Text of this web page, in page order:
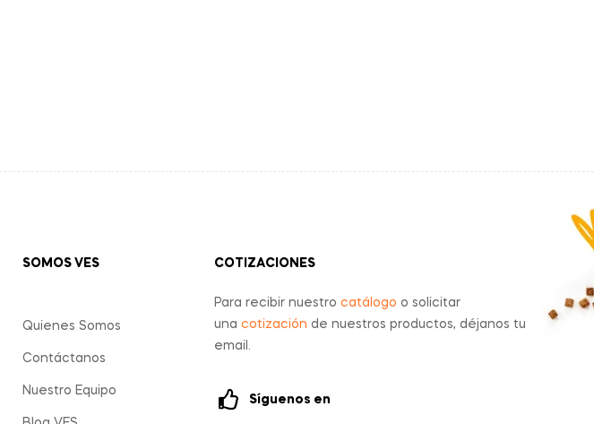
SOMOS VES
Quienes Somos
Contáctanos
Nuestro Equipo
COTIZACIONES
Para recibir nuestrocatálogo o solicitar
unacotización de nuestros productos, déjanos tu
email.
Síguenos en